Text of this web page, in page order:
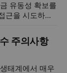
유동성 확보를
근을 시도하시
략적으로 활
자산 운용 기
주의사항
태계에서 매우